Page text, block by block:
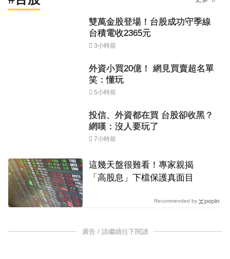
雙萬金股登場！台股成功守季線
台積電收2365元
3小時前
外資小買20億！ 網見買賣超名單
笑：懂玩
5小時前
投信、外資都在買 台股卻收黑？
網嘆：沒人要玩了
7小時前
這幾天盤很難看！專家親揭
「高股息」下檔保護真面目
Recommended by
廣告 / 請繼續往下閱讀